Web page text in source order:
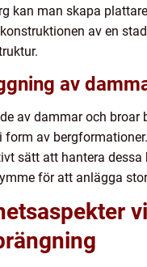
kan man skapa
av en
av
av dammar och broar
form av
sätt att hantera dessa
för att anlägga